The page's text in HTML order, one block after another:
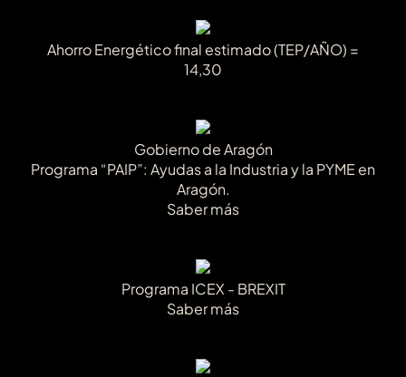
Ahorro Energético final estimado (TEP/AÑO) =
14,30
Gobierno de Aragón
Programa “PAIP”: Ayudas a la Industria y la PYME en
Aragón.
Saber más
Programa ICEX - BREXIT
Saber más